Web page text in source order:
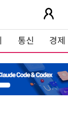
통신 경제